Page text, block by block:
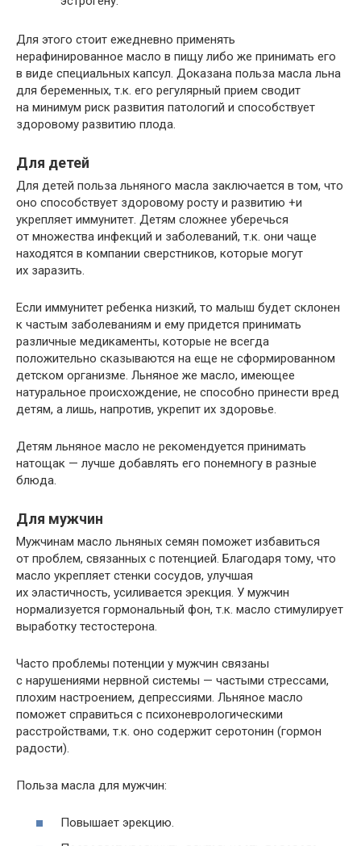
Для этого стоит ежедневно применять
нерафинированное масло в пищу либо же принимать его
в виде специальных капсул. Доказана польза масла льна
для беременных, т.к. его регулярный прием сводит
на минимум риск развития патологий и способствует
здоровому развитию плода.
Для детей
Для детей польза льняного масла заключается в том, что
оно способствует здоровому росту и развитию +и
укрепляет иммунитет. Детям сложнее уберечься
от множества инфекций и заболеваний, т.к. они чаще
находятся в компании сверстников, которые могут
их заразить.
Если иммунитет ребенка низкий, то малыш будет склонен
к частым заболеваниям и ему придется принимать
различные медикаменты, которые не всегда
положительно сказываются на еще не сформированном
детском организме. Льняное же масло, имеющее
натуральное происхождение, не способно принести вред
детям, а лишь, напротив, укрепит их здоровье.
Детям льняное масло не рекомендуется принимать
натощак — лучше добавлять его понемногу в разные
блюда.
Для мужчин
Мужчинам масло льняных семян поможет избавиться
от проблем, связанных с потенцией. Благодаря тому, что
масло укрепляет стенки сосудов, улучшая
их эластичность, усиливается эрекция. У мужчин
нормализуется гормональный фон, т.к. масло стимулирует
выработку тестостерона.
Часто проблемы потенции у мужчин связаны
с нарушениями нервной системы — частыми стрессами,
плохим настроением, депрессиями. Льняное масло
поможет справиться с психоневрологическими
расстройствами, т.к. оно содержит серотонин (гормон
радости).
Польза масла для мужчин:
Повышает эрекцию.